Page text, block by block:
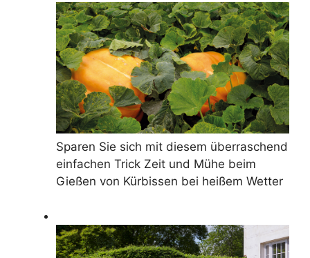
Sparen Sie sich mit diesem überraschend
einfachen Trick Zeit und Mühe beim
Gießen von Kürbissen bei heißem Wetter